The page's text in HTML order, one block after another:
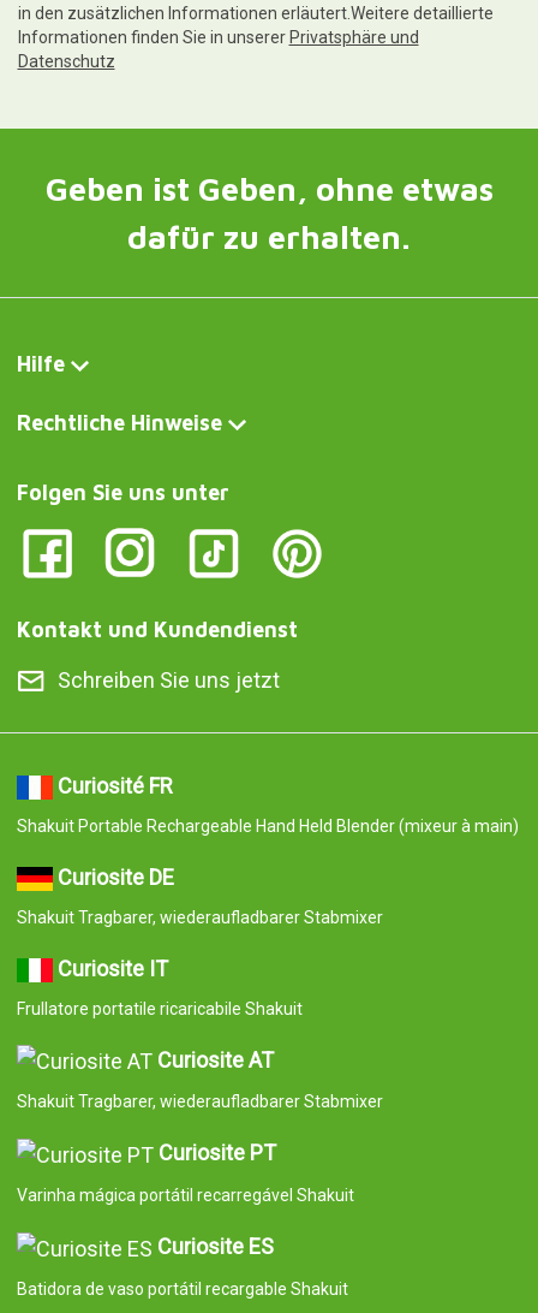
in den zusätzlichen Informationen erläutert.Weitere detaillierte
Informationen finden Sie in unserer Privatsphäre und
Datenschutz
Geben ist Geben, ohne etwas
dafür zu erhalten.
Hilfe
Rechtliche Hinweise
Folgen Sie uns unter
Kontakt und Kundendienst
Schreiben Sie uns jetzt
Curiosité FR
Shakuit Portable Rechargeable Hand Held Blender (mixeur à main)
Curiosite DE
Shakuit Tragbarer, wiederaufladbarer Stabmixer
Curiosite IT
Frullatore portatile ricaricabile Shakuit
Curiosite AT
Shakuit Tragbarer, wiederaufladbarer Stabmixer
Curiosite PT
Varinha mágica portátil recarregável Shakuit
Curiosite ES
Batidora de vaso portátil recargable Shakuit